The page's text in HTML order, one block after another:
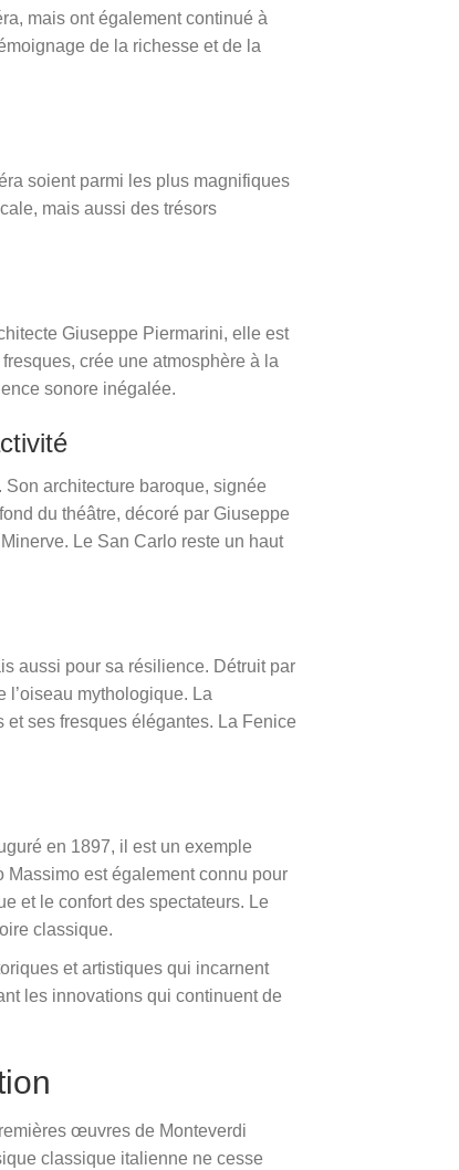
mais ont également continué à
de la richesse et de la
soient parmi les plus magnifiques
mais aussi des trésors
Giuseppe Piermarini, elle est
crée une atmosphère à la
sonore inégalée.
architecture baroque, signée
du théâtre, décoré par Giuseppe
Le San Carlo reste un haut
aussi pour sa résilience. Détruit par
l’oiseau mythologique. La
ses fresques élégantes. La Fenice
en 1897, il est un exemple
Massimo est également connu pour
et le confort des spectateurs. Le
classique.
et artistiques qui incarnent
les innovations qui continuent de
œuvres de Monteverdi
classique italienne ne cesse